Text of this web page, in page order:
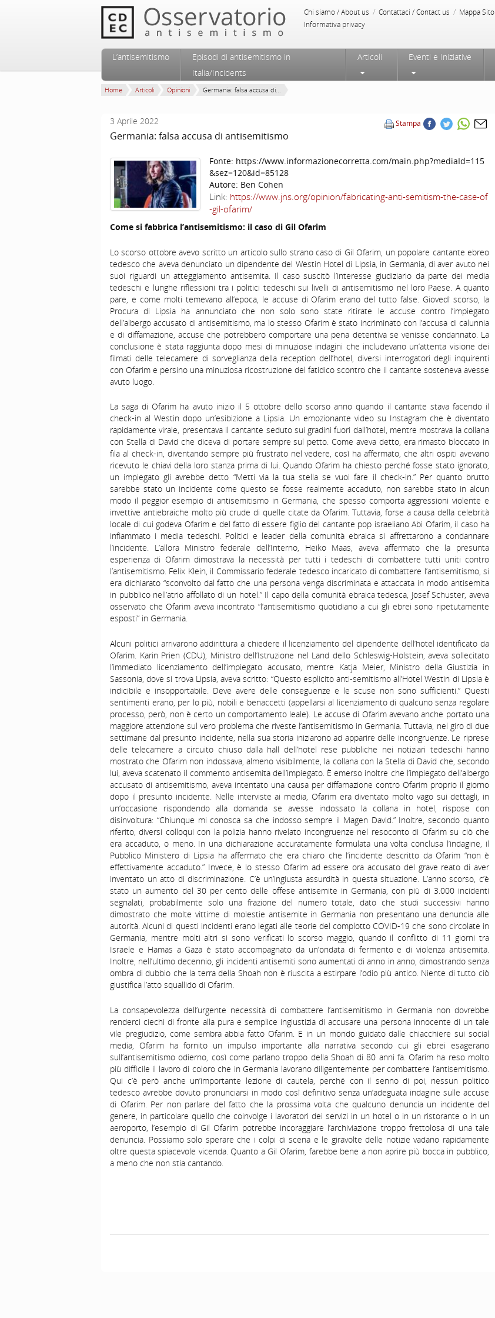
Chi siamo / About us / Contattaci / Contact us / Mappa Sito
Informativa privacy
Menu principale
Vai al contenuto principale
Vai al contenuto secondario
L’antisemitismo
Episodi di antisemitismo in
Italia/Incidents
Articoli Eventi e Iniziative
Home Articoli Opinioni Germania: falsa accusa di...
Stampa
3 Aprile 2022
Germania: falsa accusa di antisemitismo
Fonte: https://www.informazionecorretta.com/main.php?mediaId=115
&sez=120&id=85128
Autore: Ben Cohen
Link: https://www.jns.org/opinion/fabricating-anti-semitism-the-case-of
-gil-ofarim/
Come si fabbrica l’antisemitismo: il caso di Gil Ofarim
Lo scorso ottobre avevo scritto un articolo sullo strano caso di Gil Ofarim, un popolare cantante ebreo
tedesco che aveva denunciato un dipendente del Westin Hotel di Lipsia, in Germania, di aver avuto nei
suoi riguardi un atteggiamento antisemita. Il caso suscitò l’interesse giudiziario da parte dei media
tedeschi e lunghe riflessioni tra i politici tedeschi sui livelli di antisemitismo nel loro Paese. A quanto
pare, e come molti temevano all’epoca, le accuse di Ofarim erano del tutto false. Giovedì scorso, la
Procura di Lipsia ha annunciato che non solo sono state ritirate le accuse contro l’impiegato
dell’albergo accusato di antisemitismo, ma lo stesso Ofarim è stato incriminato con l’accusa di calunnia
e di diffamazione, accuse che potrebbero comportare una pena detentiva se venisse condannato. La
conclusione è stata raggiunta dopo mesi di minuziose indagini che includevano un’attenta visione dei
filmati delle telecamere di sorveglianza della reception dell’hotel, diversi interrogatori degli inquirenti
con Ofarim e persino una minuziosa ricostruzione del fatidico scontro che il cantante sosteneva avesse
avuto luogo.
La saga di Ofarim ha avuto inizio il 5 ottobre dello scorso anno quando il cantante stava facendo il
check-in al Westin dopo un’esibizione a Lipsia. Un emozionante video su Instagram che è diventato
rapidamente virale, presentava il cantante seduto sui gradini fuori dall’hotel, mentre mostrava la collana
con Stella di David che diceva di portare sempre sul petto. Come aveva detto, era rimasto bloccato in
fila al check-in, diventando sempre più frustrato nel vedere, così ha affermato, che altri ospiti avevano
ricevuto le chiavi della loro stanza prima di lui. Quando Ofarim ha chiesto perché fosse stato ignorato,
un impiegato gli avrebbe detto “Metti via la tua stella se vuoi fare il check-in.” Per quanto brutto
sarebbe stato un incidente come questo se fosse realmente accaduto, non sarebbe stato in alcun
modo il peggior esempio di antisemitismo in Germania, che spesso comporta aggressioni violente e
invettive antiebraiche molto più crude di quelle citate da Ofarim. Tuttavia, forse a causa della celebrità
locale di cui godeva Ofarim e del fatto di essere figlio del cantante pop israeliano Abi Ofarim, il caso ha
infiammato i media tedeschi. Politici e leader della comunità ebraica si affrettarono a condannare
l’incidente. L’allora Ministro federale dell’Interno, Heiko Maas, aveva affermato che la presunta
esperienza di Ofarim dimostrava la necessità per tutti i tedeschi di combattere tutti uniti contro
l’antisemitismo. Felix Klein, il Commissario federale tedesco incaricato di combattere l’antisemitismo, si
era dichiarato “sconvolto dal fatto che una persona venga discriminata e attaccata in modo antisemita
in pubblico nell’atrio affollato di un hotel.” Il capo della comunità ebraica tedesca, Josef Schuster, aveva
osservato che Ofarim aveva incontrato “l’antisemitismo quotidiano a cui gli ebrei sono ripetutamente
esposti” in Germania.
Alcuni politici arrivarono addirittura a chiedere il licenziamento del dipendente dell’hotel identificato da
Ofarim. Karin Prien (CDU), Ministro dell’Istruzione nel Land dello Schleswig-Holstein, aveva sollecitato
l’immediato licenziamento dell’impiegato accusato, mentre Katja Meier, Ministro della Giustizia in
Sassonia, dove si trova Lipsia, aveva scritto: “Questo esplicito anti-semitismo all’Hotel Westin di Lipsia è
indicibile e insopportabile. Deve avere delle conseguenze e le scuse non sono sufficienti.” Questi
sentimenti erano, per lo più, nobili e benaccetti (appellarsi al licenziamento di qualcuno senza regolare
processo, però, non è certo un comportamento leale). Le accuse di Ofarim avevano anche portato una
maggiore attenzione sul vero problema che riveste l’antisemitismo in Germania. Tuttavia, nel giro di due
settimane dal presunto incidente, nella sua storia iniziarono ad apparire delle incongruenze. Le riprese
delle telecamere a circuito chiuso dalla hall dell’hotel rese pubbliche nei notiziari tedeschi hanno
mostrato che Ofarim non indossava, almeno visibilmente, la collana con la Stella di David che, secondo
lui, aveva scatenato il commento antisemita dell’impiegato. È emerso inoltre che l’impiegato dell’albergo
accusato di antisemitismo, aveva intentato una causa per diffamazione contro Ofarim proprio il giorno
dopo il presunto incidente. Nelle interviste ai media, Ofarim era diventato molto vago sui dettagli, in
un’occasione rispondendo alla domanda se avesse indossato la collana in hotel, rispose con
disinvoltura: “Chiunque mi conosca sa che indosso sempre il Magen David.” Inoltre, secondo quanto
riferito, diversi colloqui con la polizia hanno rivelato incongruenze nel resoconto di Ofarim su ciò che
era accaduto, o meno. In una dichiarazione accuratamente formulata una volta conclusa l’indagine, il
Pubblico Ministero di Lipsia ha affermato che era chiaro che l’incidente descritto da Ofarim “non è
effettivamente accaduto.” Invece, è lo stesso Ofarim ad essere ora accusato del grave reato di aver
inventato un atto di discriminazione. C’è un’ingiusta assurdità in questa situazione. L’anno scorso, c’è
stato un aumento del 30 per cento delle offese antisemite in Germania, con più di 3.000 incidenti
segnalati, probabilmente solo una frazione del numero totale, dato che studi successivi hanno
dimostrato che molte vittime di molestie antisemite in Germania non presentano una denuncia alle
autorità. Alcuni di questi incidenti erano legati alle teorie del complotto COVID-19 che sono circolate in
Germania, mentre molti altri si sono verificati lo scorso maggio, quando il conflitto di 11 giorni tra
Israele e Hamas a Gaza è stato accompagnato da un’ondata di fermento e di violenza antisemita.
Inoltre, nell’ultimo decennio, gli incidenti antisemiti sono aumentati di anno in anno, dimostrando senza
ombra di dubbio che la terra della Shoah non è riuscita a estirpare l’odio più antico. Niente di tutto ciò
giustifica l’atto squallido di Ofarim.
La consapevolezza dell’urgente necessità di combattere l’antisemitismo in Germania non dovrebbe
renderci ciechi di fronte alla pura e semplice ingiustizia di accusare una persona innocente di un tale
vile pregiudizio, come sembra abbia fatto Ofarim. E in un mondo guidato dalle chiacchiere sui social
media, Ofarim ha fornito un impulso importante alla narrativa secondo cui gli ebrei esagerano
sull’antisemitismo odierno, così come parlano troppo della Shoah di 80 anni fa. Ofarim ha reso molto
più difficile il lavoro di coloro che in Germania lavorano diligentemente per combattere l’antisemitismo.
Qui c’è però anche un’importante lezione di cautela, perché con il senno di poi, nessun politico
tedesco avrebbe dovuto pronunciarsi in modo così definitivo senza un’adeguata indagine sulle accuse
di Ofarim. Per non parlare del fatto che la prossima volta che qualcuno denuncia un incidente del
genere, in particolare quello che coinvolge i lavoratori dei servizi in un hotel o in un ristorante o in un
aeroporto, l’esempio di Gil Ofarim potrebbe incoraggiare l’archiviazione troppo frettolosa di una tale
denuncia. Possiamo solo sperare che i colpi di scena e le giravolte delle notizie vadano rapidamente
oltre questa spiacevole vicenda. Quanto a Gil Ofarim, farebbe bene a non aprire più bocca in pubblico,
a meno che non stia cantando.